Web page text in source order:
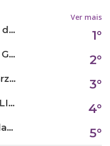
Ver mais
Geraldo Majella da Silva
1°
SETTESINDICO GOVERNANÇA CONDOMINIAL
2°
Angela Merici Grzybowski
3°
ASSEMBLEIA.CLICK
4°
Angelina Somolanji R. Oliveira
5°